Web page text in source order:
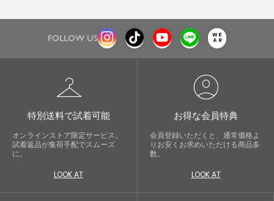
FOLLOW US
checkroom
特別送料で試着可能
オンラインストア限定サービス。
試着返品が集荷手配でスムーズ
に。
LOOK AT
account_circle
お得な会員特典
会員登録いただくと、通常価格よ
りお安くお求めいただける商品多
数。
LOOK AT